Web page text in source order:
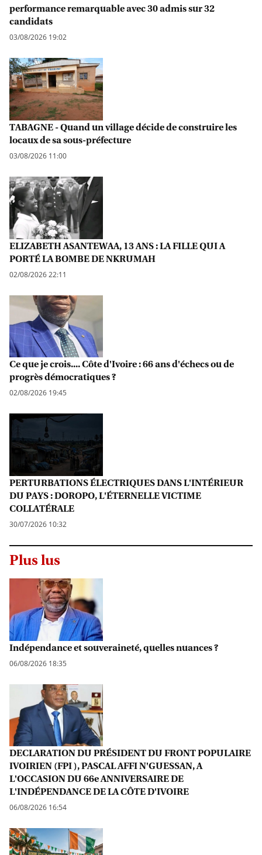
performance remarquable avec 30 admis sur 32
candidats
03/08/2026 19:02
TABAGNE - Quand un village décide de construire les
locaux de sa sous-préfecture
03/08/2026 11:00
ELIZABETH ASANTEWAA, 13 ANS : LA FILLE QUI A
PORTÉ LA BOMBE DE NKRUMAH
02/08/2026 22:11
Ce que je crois.... Côte d'Ivoire : 66 ans d'échecs ou de
progrès démocratiques ?
02/08/2026 19:45
PERTURBATIONS ÉLECTRIQUES DANS L'INTÉRIEUR
DU PAYS : DOROPO, L'ÉTERNELLE VICTIME
COLLATÉRALE
30/07/2026 10:32
Plus lus
Indépendance et souveraineté, quelles nuances ?
06/08/2026 18:35
DECLARATION DU PRÉSIDENT DU FRONT POPULAIRE
IVOIRIEN (FPI ), PASCAL AFFI N'GUESSAN, A
L'OCCASION DU 66e ANNIVERSAIRE DE
L'INDÉPENDANCE DE LA CÔTE D'IVOIRE
06/08/2026 16:54